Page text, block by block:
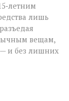
лишь
вещам,
и без лишних